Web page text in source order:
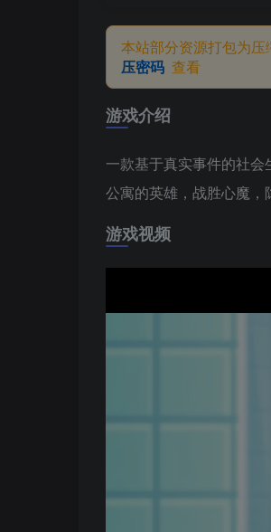
本站部分资源打包为
压密码 查看
游戏介绍
一款基于真实事件的社
公寓的英雄，战胜心魔
游戏视频